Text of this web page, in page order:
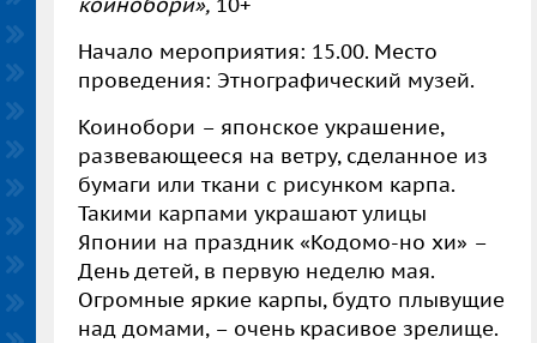
Начало мероприятия: 15.00. Место
проведения: Этнографический музей.
Коинобори – японское украшение,
развевающееся на ветру, сделанное из
бумаги или ткани с рисунком карпа.
Такими карпами украшают улицы
Японии на праздник «Кодомо-но хи» –
День детей, в первую неделю мая.
Огромные яркие карпы, будто плывущие
над домами, – очень красивое зрелище.